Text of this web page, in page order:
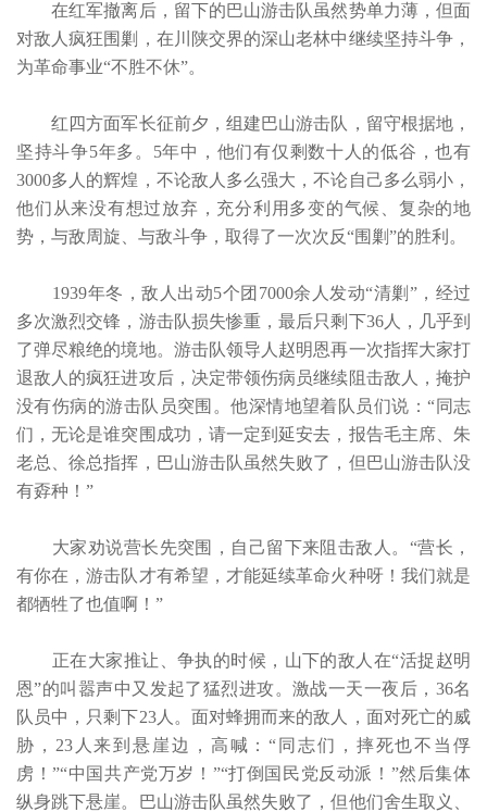
在红军撤离后，留下的巴山游击队虽然势单力薄，但面
对敌人疯狂围剿，在川陕交界的深山老林中继续坚持斗争，
为革命事业“不胜不休”。
红四方面军长征前夕，组建巴山游击队，留守根据地，
坚持斗争5年多。5年中，他们有仅剩数十人的低谷，也有
3000多人的辉煌，不论敌人多么强大，不论自己多么弱小，
他们从来没有想过放弃，充分利用多变的气候、复杂的地
势，与敌周旋、与敌斗争，取得了一次次反“围剿”的胜利。
1939年冬，敌人出动5个团7000余人发动“清剿”，经过
多次激烈交锋，游击队损失惨重，最后只剩下36人，几乎到
了弹尽粮绝的境地。游击队领导人赵明恩再一次指挥大家打
退敌人的疯狂进攻后，决定带领伤病员继续阻击敌人，掩护
没有伤病的游击队员突围。他深情地望着队员们说：“同志
们，无论是谁突围成功，请一定到延安去，报告毛主席、朱
老总、徐总指挥，巴山游击队虽然失败了，但巴山游击队没
有孬种！”
大家劝说营长先突围，自己留下来阻击敌人。“营长，
有你在，游击队才有希望，才能延续革命火种呀！我们就是
都牺牲了也值啊！”
正在大家推让、争执的时候，山下的敌人在“活捉赵明
恩”的叫嚣声中又发起了猛烈进攻。激战一天一夜后，36名
队员中，只剩下23人。面对蜂拥而来的敌人，面对死亡的威
胁，23人来到悬崖边，高喊：“同志们，摔死也不当俘
虏！”“中国共产党万岁！”“打倒国民党反动派！”然后集体
纵身跳下悬崖。巴山游击队虽然失败了，但他们舍生取义、